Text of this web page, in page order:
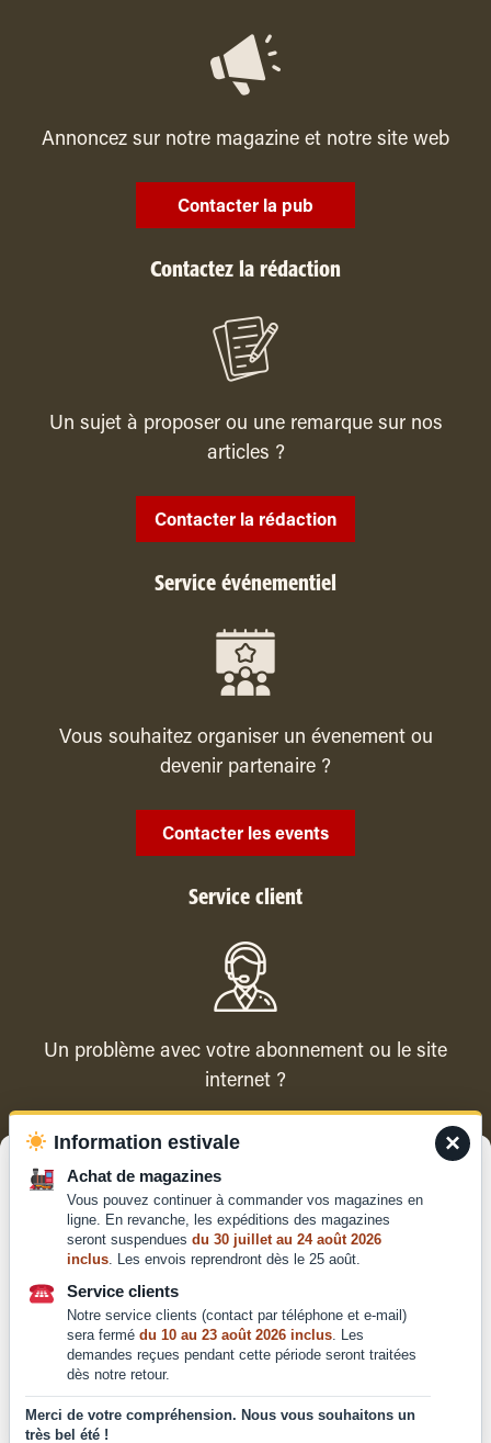
Pour offrir les meilleures expériences, nous utilisons des technologies
telles que les cookies pour stocker et/ou accéder aux informations des
appareils. Le fait de consentir à ces technologies nous permettra de
traiter des données telles que le comportement de navigation ou les ID
uniques sur ce site. Le fait de ne pas consentir ou de retirer son
consentement peut avoir un effet négatif sur certaines caractéristiques
et fonctions.
Accepter
Annoncez sur notre magazine et notre site web
Contacter la pub
Contactez la rédaction
Un sujet à proposer ou une remarque sur nos
articles ?
Contacter la rédaction
Service événementiel
Vous souhaitez organiser un évenement ou
devenir partenaire ?
Contacter les events
Service client
Un problème avec votre abonnement ou le site
internet ?
Contacter le service client
Mentions légales
Conditions générales de
vente et d'utilisation
confidentialité
×
Information estivale
Achat de magazines
Vous pouvez continuer à commander vos magazines en
ligne. En revanche, les expéditions des magazines
seront suspendues du 30 juillet au 24 août 2026
inclus. Les envois reprendront dès le 25 août.
Service clients
Notre service clients (contact par téléphone et e-mail)
sera fermé du 10 au 23 août 2026 inclus. Les
demandes reçues pendant cette période seront traitées
dès notre retour.
Merci de votre compréhension. Nous vous souhaitons un
très bel été !